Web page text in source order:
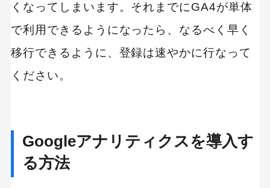
くなってしまいます。それまでにGA4が単体
で利用できるようになったら、なるべく早く
移行できるように、登録は速やかに行なって
ください。
Googleアナリティクスを導入す
る方法